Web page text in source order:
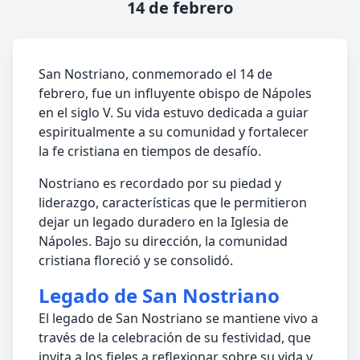
14 de febrero
San Nostriano, conmemorado el 14 de
febrero, fue un influyente obispo de Nápoles
en el siglo V. Su vida estuvo dedicada a guiar
espiritualmente a su comunidad y fortalecer
la fe cristiana en tiempos de desafío.
Nostriano es recordado por su piedad y
liderazgo, características que le permitieron
dejar un legado duradero en la Iglesia de
Nápoles. Bajo su dirección, la comunidad
cristiana floreció y se consolidó.
Legado de San Nostriano
El legado de San Nostriano se mantiene vivo a
través de la celebración de su festividad, que